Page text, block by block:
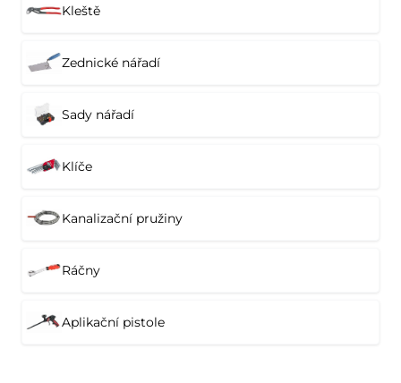
Kleště
Zednické nářadí
Sady nářadí
Klíče
Kanalizační pružiny
Ráčny
Aplikační pistole